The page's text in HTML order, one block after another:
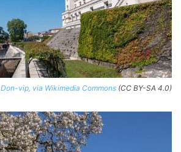
Don-vip, via Wikimedia Commons (CC BY-SA 4.0)